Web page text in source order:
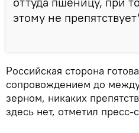
этому не
Российская сторона
сопровождением до
зерном, никаких
здесь нет, отметил пресс-